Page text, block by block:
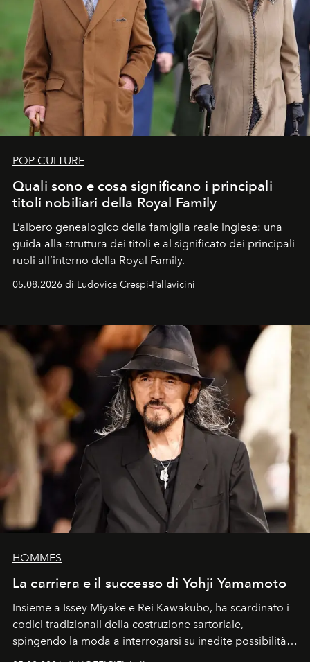
POP CULTURE
Quali sono e cosa significano i principali
titoli nobiliari della Royal Family
L’albero genealogico della famiglia reale inglese: una
guida alla struttura dei titoli e al significato dei principali
ruoli all’interno della Royal Family.
05.08.2026 di Ludovica Crespi-Pallavicini
HOMMES
La carriera e il successo di Yohji Yamamoto
Insieme a Issey Miyake e Rei Kawakubo, ha scardinato i
codici tradizionali della costruzione sartoriale,
spingendo la moda a interrogarsi su inedite possibilità
formali e a ridefinire il concetto stesso di silhouette.